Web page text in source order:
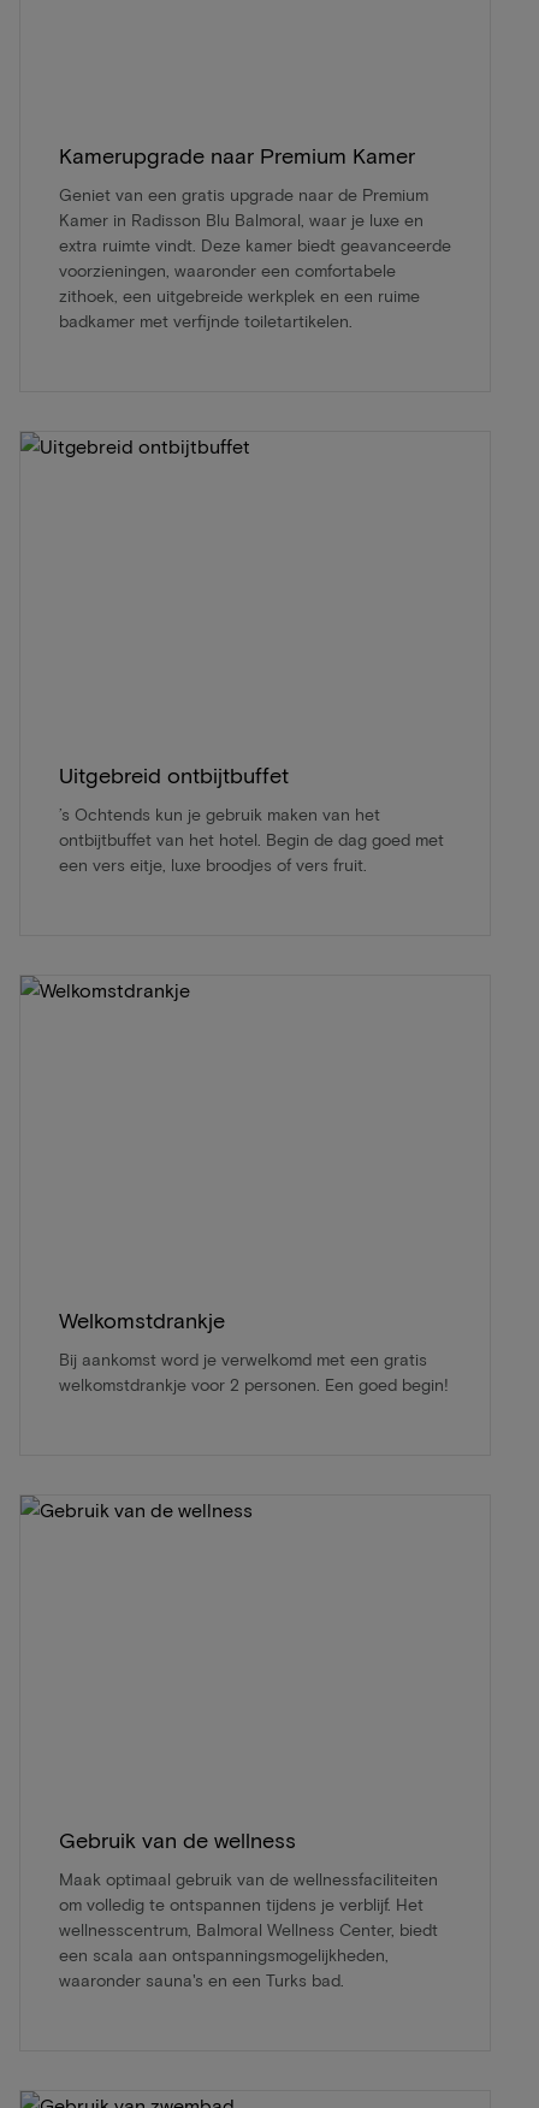
Kamerupgrade naar Premium Kamer
Geniet van een gratis upgrade naar de Premium
Kamer in Radisson Blu Balmoral, waar je luxe en
extra ruimte vindt. Deze kamer biedt geavanceerde
voorzieningen, waaronder een comfortabele
zithoek, een uitgebreide werkplek en een ruime
badkamer met verfijnde toiletartikelen.
Uitgebreid ontbijtbuffet
’s Ochtends kun je gebruik maken van het
ontbijtbuffet van het hotel. Begin de dag goed met
een vers eitje, luxe broodjes of vers fruit.
Welkomstdrankje
Bij aankomst word je verwelkomd met een gratis
welkomstdrankje voor 2 personen. Een goed begin!
Gebruik van de wellness
Maak optimaal gebruik van de wellnessfaciliteiten
om volledig te ontspannen tijdens je verblijf. Het
wellnesscentrum, Balmoral Wellness Center, biedt
een scala aan ontspanningsmogelijkheden,
waaronder sauna's en een Turks bad.